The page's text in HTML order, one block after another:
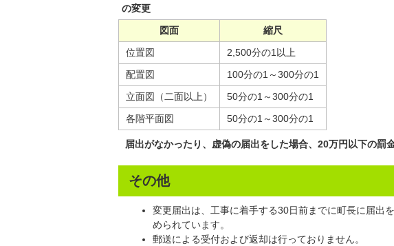
の変更
図面
縮尺
位置図
2,500分の1以上
配置図
100分の1～300分の1
立面図（二面以上）
50分の1～300分の1
各階平面図
50分の1～300分の1
届出がなかったり、虚偽の届出をした場合、20万円以下の罰
その他
変更届出は、工事に着手する30日前までに町長に届出
められています。
郵送による受付および返却は行っておりません。